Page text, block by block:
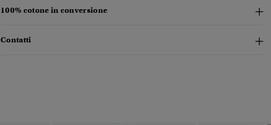
100% cotone in conversione
Contatti